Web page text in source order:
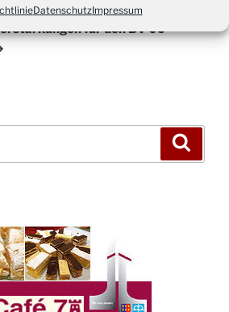
DatenschutzImpressum
für den BV 09